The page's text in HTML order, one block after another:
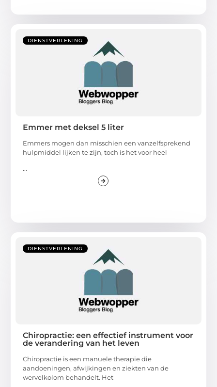
DIENSTVERLENING
Emmer met deksel 5 liter
Emmers mogen dan misschien een vanzelfsprekend
hulpmiddel lijken te zijn, toch is het voor heel
...
DIENSTVERLENING
Chiropractie: een effectief instrument voor
de verandering van het leven
Chiropractie is een manuele therapie die
aandoeningen, afwijkingen en ziekten van de
wervelkolom behandelt. Het